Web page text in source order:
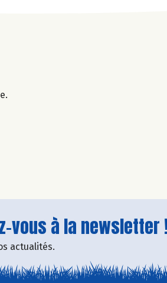
vous à la newsletter
actualités.